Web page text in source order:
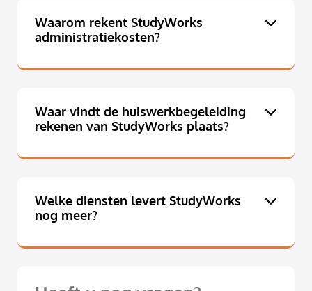
Waarom rekent StudyWorks
administratiekosten?
Waar vindt de huiswerkbegeleiding
rekenen van StudyWorks plaats?
Welke diensten levert StudyWorks
nog meer?